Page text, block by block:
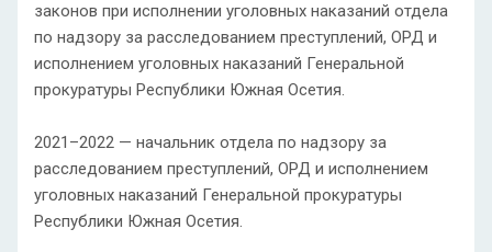
законов при исполнении уголовных наказаний отдела
по надзору за расследованием преступлений, ОРД и
исполнением уголовных наказаний Генеральной
прокуратуры Республики Южная Осетия.
2021–2022 — начальник отдела по надзору за
расследованием преступлений, ОРД и исполнением
уголовных наказаний Генеральной прокуратуры
Республики Южная Осетия.